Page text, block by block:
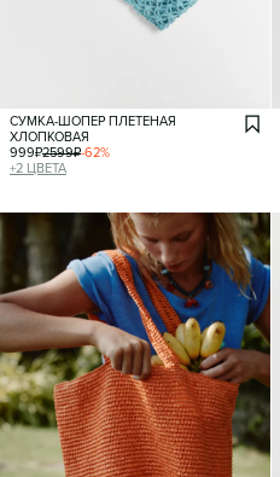
СУМКА-ШОПЕР ПЛЕТЕНАЯ
ХЛОПКОВАЯ
999₽2599₽-62%
+2 ЦВЕТА